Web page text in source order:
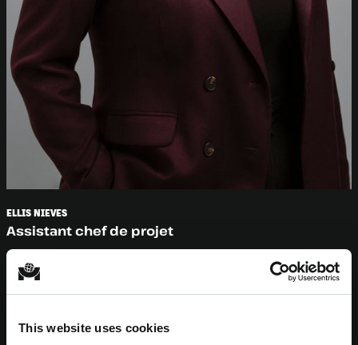
This website uses cookies
ELLIS NIEVES
Assistant chef de projet